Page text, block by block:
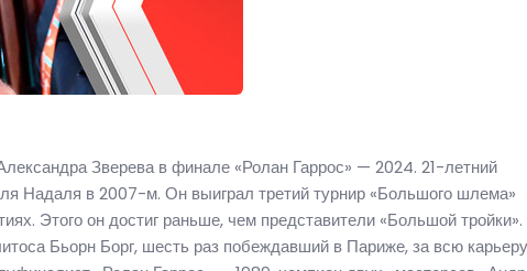
Зверева в финале «Ролан Гаррос» — 2024. 21-летний
Надаля в 2007-м. Он выиграл третий турнир «Большого шлема»
Этого он достиг раньше, чем представители «Большой тройки».
Бьорн Борг, шесть раз побеждавший в Париже, за всю карьеру